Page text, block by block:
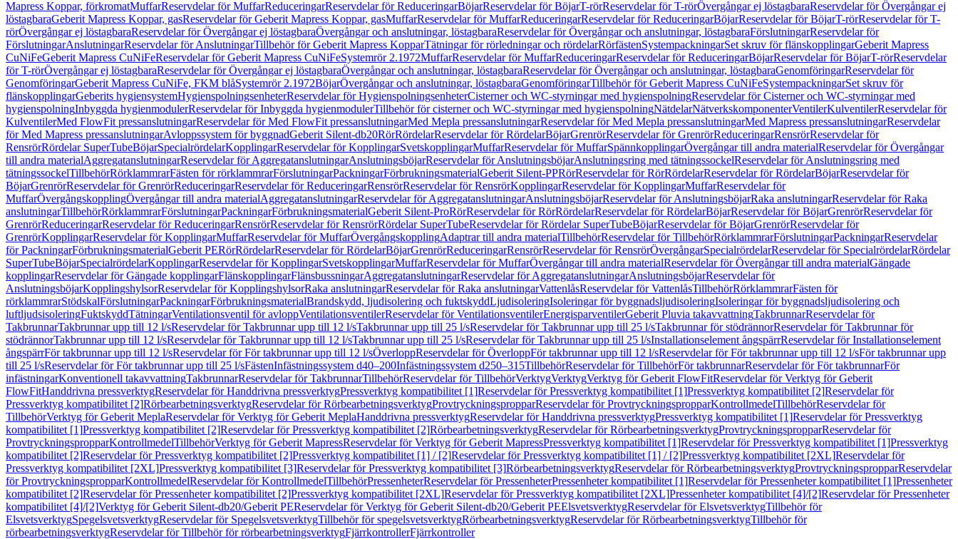
Mapress Koppar, förkromatMuffarReservdelar för MuffarReduceringarReservdelar för ReduceringarBöjarReservdelar för BöjarT-rörReservdelar för T-rörÖvergångar ej löstagbaraReservdelar för Övergångar ej
löstagbaraGeberit Mapress Koppar, gasReservdelar för Geberit Mapress Koppar, gasMuffarReservdelar för MuffarReduceringarReservdelar för ReduceringarBöjarReservdelar för BöjarT-rörReservdelar för T-
rörÖvergångar ej löstagbaraReservdelar för Övergångar ej löstagbaraÖvergångar och anslutningar, löstagbaraReservdelar för Övergångar och anslutningar, löstagbaraFörslutningarReservdelar för
FörslutningarAnslutningarReservdelar för AnslutningarTillbehör för Geberit Mapress KopparTätningar för rörledningar och rördelarRörfästenSystempackningarSet skruv för flänskopplingarGeberit Mapress
CuNiFeGeberit Mapress CuNiFeReservdelar för Geberit Mapress CuNiFeSystemrör 2.1972MuffarReservdelar för MuffarReduceringarReservdelar för ReduceringarBöjarReservdelar för BöjarT-rörReservdelar
för T-rörÖvergångar ej löstagbaraReservdelar för Övergångar ej löstagbaraÖvergångar och anslutningar, löstagbaraReservdelar för Övergångar och anslutningar, löstagbaraGenomföringarReservdelar för
GenomföringarGeberit Mapress CuNiFe, FKM blåSystemrör 2.1972BöjarÖvergångar och anslutningar, löstagbaraGenomföringarTillbehör för Geberit Mapress CuNiFeSystempackningarSet skruv för
flänskopplingarGeberits hygiensystemHygienspolningsenheterReservdelar för HygienspolningsenheterCisterner och WC-styrningar med hygienspolningReservdelar för Cisterner och WC-styrningar med
hygienspolningInbyggda hygienmodulerReservdelar för Inbyggda hygienmodulerTillbehör för cisterner och WC-styrningar med hygienspolningNätdelarNätverkskomponenterVentilerKulventilerReservdelar för
KulventilerMed FlowFit pressanslutningarReservdelar för Med FlowFit pressanslutningarMed Mepla pressanslutningarReservdelar för Med Mepla pressanslutningarMed Mapress pressanslutningarReservdelar
för Med Mapress pressanslutningarAvloppssystem för byggnadGeberit Silent-db20RörRördelarReservdelar för RördelarBöjarGrenrörReservdelar för GrenrörReduceringarRensrörReservdelar för
RensrörRördelar SuperTubeBöjarSpecialrördelarKopplingarReservdelar för KopplingarSvetskopplingarMuffarReservdelar för MuffarSpännkopplingarÖvergångar till andra materialReservdelar för Övergångar
till andra materialAggregatanslutningarReservdelar för AggregatanslutningarAnslutningsböjarReservdelar för AnslutningsböjarAnslutningsring med tätningssockelReservdelar för Anslutningsring med
tätningssockelTillbehörRörklammrarFästen för rörklammrarFörslutningarPackningarFörbrukningsmaterialGeberit Silent-PPRörReservdelar för RörRördelarReservdelar för RördelarBöjarReservdelar för
BöjarGrenrörReservdelar för GrenrörReduceringarReservdelar för ReduceringarRensrörReservdelar för RensrörKopplingarReservdelar för KopplingarMuffarReservdelar för
MuffarÖvergångskopplingÖvergångar till andra materialAggregatanslutningarReservdelar för AggregatanslutningarAnslutningsböjarReservdelar för AnslutningsböjarRaka anslutningarReservdelar för Raka
anslutningarTillbehörRörklammrarFörslutningarPackningarFörbrukningsmaterialGeberit Silent-ProRörReservdelar för RörRördelarReservdelar för RördelarBöjarReservdelar för BöjarGrenrörReservdelar för
GrenrörReduceringarReservdelar för ReduceringarRensrörReservdelar för RensrörRördelar SuperTubeReservdelar för Rördelar SuperTubeBöjarReservdelar för BöjarGrenrörReservdelar för
GrenrörKopplingarReservdelar för KopplingarMuffarReservdelar för MuffarÖvergångskopplingAdaptrar till andra materialTillbehörReservdelar för TillbehörRörklammrarFörslutningarPackningarReservdelar
för PackningarFörbrukningsmaterialGeberit PERörRördelarReservdelar för RördelarBöjarGrenrörReduceringarRensrörReservdelar för RensrörÖvergångarSpecialrördelarReservdelar för SpecialrördelarRördelar
SuperTubeBöjarSpecialrördelarKopplingarReservdelar för KopplingarSvetskopplingarMuffarReservdelar för MuffarÖvergångar till andra materialReservdelar för Övergångar till andra materialGängade
kopplingarReservdelar för Gängade kopplingarFlänskopplingarFlänsbussningarAggregatanslutningarReservdelar för AggregatanslutningarAnslutningsböjarReservdelar för
AnslutningsböjarKopplingshylsorReservdelar för KopplingshylsorRaka anslutningarReservdelar för Raka anslutningarVattenlåsReservdelar för VattenlåsTillbehörRörklammrarFästen för
rörklammrarStödskalFörslutningarPackningarFörbrukningsmaterialBrandskydd, ljudisolering och fuktskyddLjudisoleringIsoleringar för byggnadsljudisoleringIsoleringar för byggnadsljudisolering och
luftljudsisoleringFuktskyddTätningarVentilationsventil för avloppVentilationsventilerReservdelar för VentilationsventilerEnergisparventilerGeberit Pluvia takavvattningTakbrunnarReservdelar för
TakbrunnarTakbrunnar upp till 12 l/sReservdelar för Takbrunnar upp till 12 l/sTakbrunnar upp till 25 l/sReservdelar för Takbrunnar upp till 25 l/sTakbrunnar för stödrännorReservdelar för Takbrunnar för
stödrännorTakbrunnar upp till 12 l/sReservdelar för Takbrunnar upp till 12 l/sTakbrunnar upp till 25 l/sReservdelar för Takbrunnar upp till 25 l/sInstallationselement ångspärrReservdelar för Installationselement
ångspärrFör takbrunnar upp till 12 l/sReservdelar för För takbrunnar upp till 12 l/sÖverloppReservdelar för ÖverloppFör takbrunnar upp till 12 l/sReservdelar för För takbrunnar upp till 12 l/sFör takbrunnar upp
till 25 l/sReservdelar för För takbrunnar upp till 25 l/sFästenInfästningssystem d40–200Infästningssystem d250–315TillbehörReservdelar för TillbehörFör takbrunnarReservdelar för För takbrunnarFör
infästningarKonventionell takavvattningTakbrunnarReservdelar för TakbrunnarTillbehörReservdelar för TillbehörVerktygVerktygVerktyg för Geberit FlowFitReservdelar för Verktyg för Geberit
FlowFitHanddrivna pressverktygReservdelar för Handdrivna pressverktygPressverktyg kompatibilitet [1]Reservdelar för Pressverktyg kompatibilitet [1]Pressverktyg kompatibilitet [2]Reservdelar för
Pressverktyg kompatibilitet [2]RörbearbetningsverktygReservdelar för RörbearbetningsverktygProvtryckningspropparReservdelar för ProvtryckningspropparKontrollmedelTillbehörReservdelar för
TillbehörVerktyg för Geberit MeplaReservdelar för Verktyg för Geberit MeplaHanddrivna pressverktygReservdelar för Handdrivna pressverktygPressverktyg kompatibilitet [1]Reservdelar för Pressverktyg
kompatibilitet [1]Pressverktyg kompatibilitet [2]Reservdelar för Pressverktyg kompatibilitet [2]RörbearbetningsverktygReservdelar för RörbearbetningsverktygProvtryckningspropparReservdelar för
ProvtryckningspropparKontrollmedelTillbehörVerktyg för Geberit MapressReservdelar för Verktyg för Geberit MapressPressverktyg kompatibilitet [1]Reservdelar för Pressverktyg kompatibilitet [1]Pressverktyg
kompatibilitet [2]Reservdelar för Pressverktyg kompatibilitet [2]Pressverktyg kompatibilitet [1] / [2]Reservdelar för Pressverktyg kompatibilitet [1] / [2]Pressverktyg kompatibilitet [2XL]Reservdelar för
Pressverktyg kompatibilitet [2XL]Pressverktyg kompatibilitet [3]Reservdelar för Pressverktyg kompatibilitet [3]RörbearbetningsverktygReservdelar för RörbearbetningsverktygProvtryckningspropparReservdelar
för ProvtryckningspropparKontrollmedelReservdelar för KontrollmedelTillbehörPressenheterReservdelar för PressenheterPressenheter kompatibilitet [1]Reservdelar för Pressenheter kompatibilitet [1]Pressenheter
kompatibilitet [2]Reservdelar för Pressenheter kompatibilitet [2]Pressverktyg kompatibilitet [2XL]Reservdelar för Pressverktyg kompatibilitet [2XL]Pressenheter kompatibilitet [4]/[2]Reservdelar för Pressenheter
kompatibilitet [4]/[2]Verktyg för Geberit Silent-db20/Geberit PEReservdelar för Verktyg för Geberit Silent-db20/Geberit PEElsvetsverktygReservdelar för ElsvetsverktygTillbehör för
ElsvetsverktygSpegelsvetsverktygReservdelar för SpegelsvetsverktygTillbehör för spegelsvetsverktygRörbearbetningsverktygReservdelar för RörbearbetningsverktygTillbehör för
rörbearbetningsverktygReservdelar för Tillbehör för rörbearbetningsverktygFjärrkontrollerFjärrkontroller